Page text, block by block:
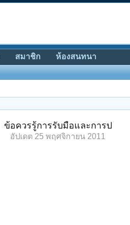
ข้อควรรู้การรับมือและการป
อัปเดต 25 พฤศจิกายน 2011
สมาชิก ห้องสนทนา